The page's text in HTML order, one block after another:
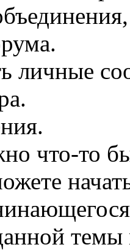
личные
что-то
темы